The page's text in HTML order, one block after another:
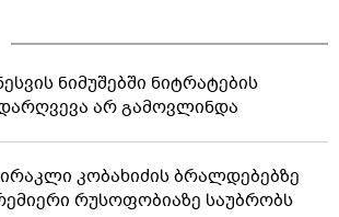
ნიმუშებში ნიტრატების
არ გამოვლინდა
კობახიძის ბრალდებებზე
რუსოფობიაზე საუბრობს